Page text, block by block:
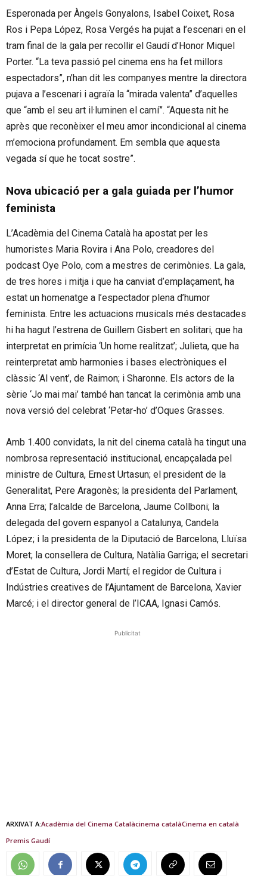
Esperonada per Àngels Gonyalons, Isabel Coixet, Rosa
Ros i Pepa López, Rosa Vergés ha pujat a l’escenari en el
tram final de la gala per recollir el Gaudí d’Honor Miquel
Porter. “La teva passió pel cinema ens ha fet millors
espectadors”, n’han dit les companyes mentre la directora
pujava a l’escenari i agraïa la “mirada valenta” d’aquelles
que “amb el seu art il·luminen el camí”. “Aquesta nit he
après que reconèixer el meu amor incondicional al cinema
m’emociona profundament. Em sembla que aquesta
vegada sí que he tocat sostre”.
Nova ubicació per a gala guiada per l’humor
feminista
L’Acadèmia del Cinema Català ha apostat per les
humoristes Maria Rovira i Ana Polo, creadores del
podcast Oye Polo, com a mestres de cerimònies. La gala,
de tres hores i mitja i que ha canviat d’emplaçament, ha
estat un homenatge a l’espectador plena d’humor
feminista. Entre les actuacions musicals més destacades
hi ha hagut l’estrena de Guillem Gisbert en solitari, que ha
interpretat en primícia ‘Un home realitzat’; Julieta, que ha
reinterpretat amb harmonies i bases electròniques el
clàssic ‘Al vent’, de Raimon; i Sharonne. Els actors de la
sèrie ‘Jo mai mai’ també han tancat la cerimònia amb una
nova versió del celebrat ‘Petar-ho’ d’Oques Grasses.
Amb 1.400 convidats, la nit del cinema català ha tingut una
nombrosa representació institucional, encapçalada pel
ministre de Cultura, Ernest Urtasun; el president de la
Generalitat, Pere Aragonès; la presidenta del Parlament,
Anna Erra; l’alcalde de Barcelona, Jaume Collboni; la
delegada del govern espanyol a Catalunya, Candela
López; i la presidenta de la Diputació de Barcelona, Lluïsa
Moret; la consellera de Cultura, Natàlia Garriga; el secretari
d’Estat de Cultura, Jordi Martí; el regidor de Cultura i
Indústries creatives de l’Ajuntament de Barcelona, Xavier
Marcé; i el director general de l’ICAA, Ignasi Camós.
Publicitat
ARXIVAT A:Acadèmia del Cinema Catalàcinema catalàCinema en català
Premis Gaudí